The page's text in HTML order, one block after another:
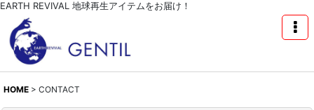
EARTH REVIVAL 地球再生アイテムをお届け！
HOME > CONTACT